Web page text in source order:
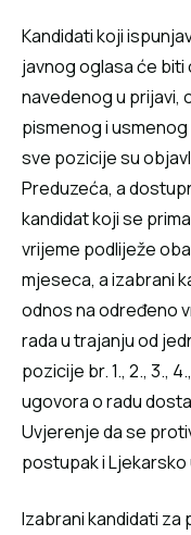
Kandidati koji
javnog oglasa će
navedenog u prijavi,
pismenog i
sve pozicije su
Preduzeća, a
kandidat koji se
vrijeme podliježe
mjeseca, a izabrani
odnos na određeno
rada u trajanju od
pozicije br. 1., 2., 3.,
ugovora o radu
Uvjerenje da se
postupak i
Izabrani kandidati za